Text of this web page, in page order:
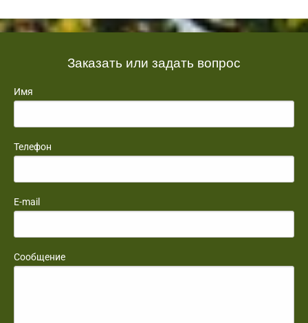
Заказать или задать вопрос
Имя
Телефон
E-mail
Сообщение